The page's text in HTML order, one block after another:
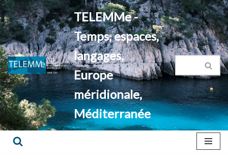
Aller
au
contenu
TELEMMe -
Temps, espaces,
langages,
Europe
méridionale,
Méditerranée